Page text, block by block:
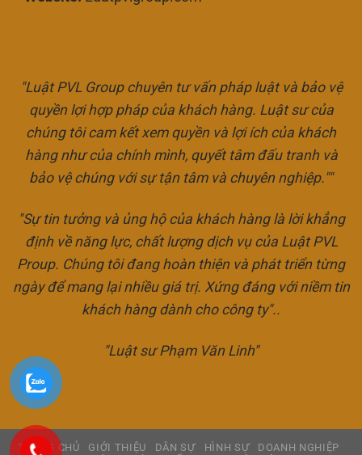
"Luật PVL Group chuyên tư vấn pháp luật và bảo vệ
quyền lợi hợp pháp của khách hàng. Luật sư của
chúng tôi cam kết xem quyền và lợi ích của khách
hàng như của chính mình, quyết tâm đấu tranh và
bảo vệ chúng với sự tận tâm và chuyên nghiệp.""
"Sự tin tưởng và ủng hộ của khách hàng là lời khẳng
định về năng lực, chất lượng dịch vụ của Luật PVL
Proup. Chúng tôi đang hoàn thiện và phát triển từng
ngày để mang lại nhiều giá trị. Xứng đáng với niềm tin
khách hàng dành cho công ty"..
"Luật sư Phạm Văn Linh"
TRANG CHỦ GIỚI THIỆU DÂN SỰ HÌNH SỰ
DOANH NGHIỆP